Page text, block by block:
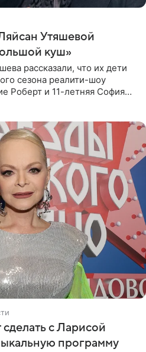
Утяшевой
куш»
рассказали, что их дети
сезона реалити-шоу
Роберт и 11-летняя София
с Ларисой
программу